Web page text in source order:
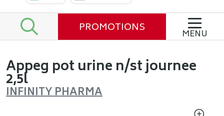
PROMOTIONS MENU
Appeg pot urine n/st journee
2,5l
INFINITY PHARMA